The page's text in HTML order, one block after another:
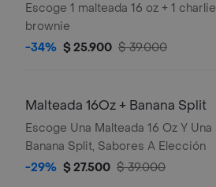
Escoge 1 malteada 16 oz + 1 charlie
brownie
-34% $ 25.900 $ 39.000
Malteada 16Oz + Banana Split
Escoge Una Malteada 16 Oz Y Una
Banana Split, Sabores A Elección
-29% $ 27.500 $ 39.000